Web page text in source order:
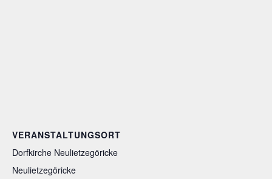
VERANSTALTUNGSORT
Dorfkirche Neulietzegöricke
Neulietzegöricke